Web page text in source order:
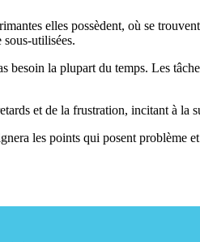
elles possèdent, où se
sous-utilisées.
besoin la plupart du temps. Les
et de la frustration, incitant à la
les points qui posent problème